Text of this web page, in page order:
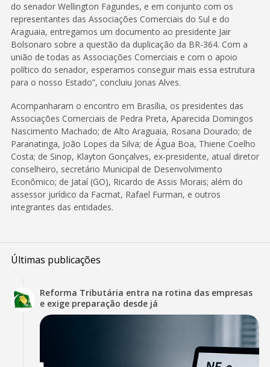
do senador Wellington Fagundes, e em conjunto com os
representantes das Associações Comerciais do Sul e do
Araguaia, entregamos um documento ao presidente Jair
Bolsonaro sobre a questão da duplicação da BR-364. Com a
união de todas as Associações Comerciais e com o apoio
político do senador, esperamos conseguir mais essa estrutura
para o nosso Estado”, concluiu Jonas Alves.
Acompanharam o encontro em Brasília, os presidentes das
Associações Comerciais de Pedra Preta, Aparecida Domingos
Nascimento Machado; de Alto Araguaia, Rosana Dourado; de
Paranatinga, João Lopes da Silva; de Água Boa, Thiene Coelho
Costa; de Sinop, Klayton Gonçalves, ex-presidente, atual diretor
conselheiro, secretário Municipal de Desenvolvimento
Econômico; de Jataí (GO), Ricardo de Assis Morais; além do
assessor jurídico da Facmat, Rafael Furman, e outros
integrantes das entidades.
Últimas publicações
Reforma Tributária entra na rotina das empresas
e exige preparação desde já